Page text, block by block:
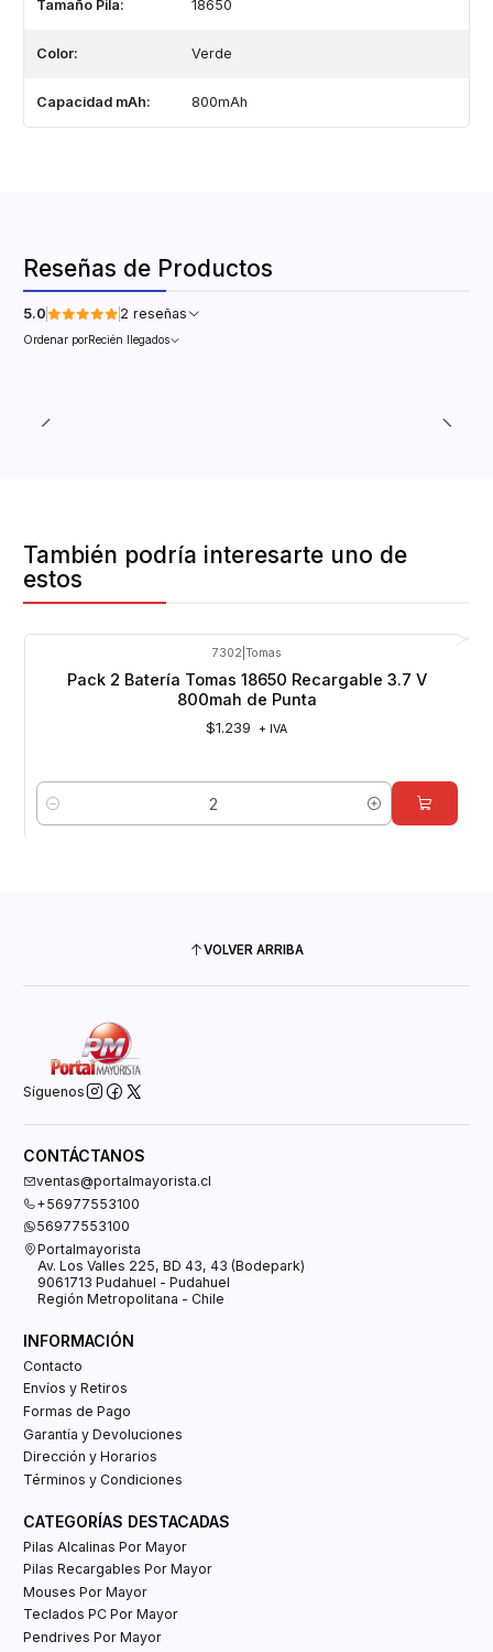
Tamaño Pila: 18650
Color: Verde
Capacidad mAh: 800mAh
Reseñas de Productos
5.0 2 reseñas
Ordenar porRecién llegados
También podría interesarte uno de
estos
7302 Tomas
Pack 2 Batería Tomas 18650 Recargable 3.7 V
800mah de Punta
$1.239 + IVA
Cantidad
VOLVER ARRIBA
Síguenos
CONTÁCTANOS
ventas@portalmayorista.cl
+56977553100
56977553100
Portalmayorista
Av. Los Valles 225, BD 43, 43 (Bodepark)
9061713 Pudahuel - Pudahuel
Región Metropolitana - Chile
INFORMACIÓN
Contacto
Envíos y Retiros
Formas de Pago
Garantía y Devoluciones
Dirección y Horarios
Términos y Condiciones
CATEGORÍAS DESTACADAS
Pilas Alcalinas Por Mayor
Pilas Recargables Por Mayor
Mouses Por Mayor
Teclados PC Por Mayor
Pendrives Por Mayor